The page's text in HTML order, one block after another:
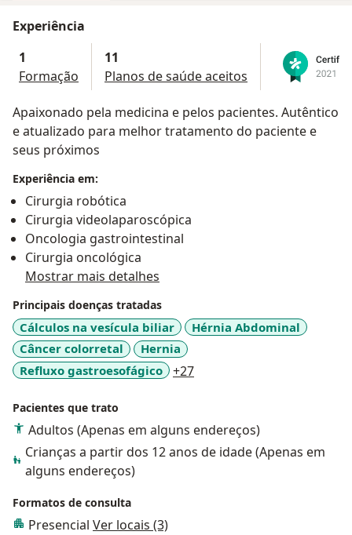
Experiência
1
Formação
11
Planos de saúde aceitos
Apaixonado pela medicina e pelos pacientes. Autêntico
e atualizado para melhor tratamento do paciente e
seus próximos
Experiência em:
Cirurgia robótica
Cirurgia videolaparoscópica
Oncologia gastrointestinal
Cirurgia oncológica
Mostrar mais detalhes
Principais doenças tratadas
Cálculos na vesícula biliar
Hérnia Abdominal
Câncer colorretal
Hernia
Refluxo gastroesofágico
+27a11y_sr_more_diseases
Pacientes que trato
Adultos (Apenas em alguns endereços)
Crianças a partir dos 12 anos de idade (Apenas em
alguns endereços)
Formatos de consulta
Presencial Ver locais (3)